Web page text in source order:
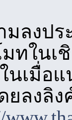
มลงป
ทในเ
นเมื่อ
ยลงลิง